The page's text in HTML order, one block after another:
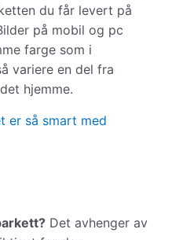
du får levert på
på mobil og pc
farge som i
variere en del fra
hjemme.
er så smart med
Det avhenger av